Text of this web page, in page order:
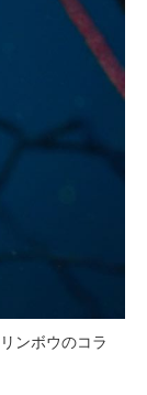
ンボウのコラ